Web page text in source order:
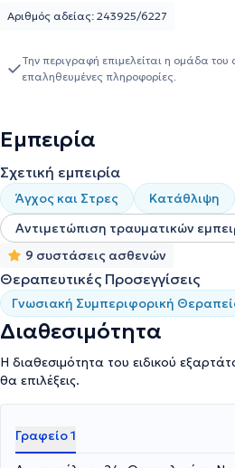
Πανεπιστήμιο Αθηνών στη Διαχείριση
Πανελλαδική Ένωση για την
την Επαγγελματική Επανένταξη
Ψυχικής Υγείας στην πρωτοβάθμια
Αριθμός αδείας: 243925/6227
Την περιγραφή επιμελείται η ομάδα
επαληθευμένες πληροφορίες.
Εμπειρία
Σχετική εμπειρία
Άγχος και Στρες Κατάθλιψη
Αντιμετώπιση τραυματικών
9 συστάσεις ασθενών
Θεραπευτικές Προσεγγίσεις
Γνωσιακή Συμπεριφορική
Διαθεσιμότητα
Η διαθεσιμότητα του ειδικού
θα επιλέξεις.
Γραφείο 1